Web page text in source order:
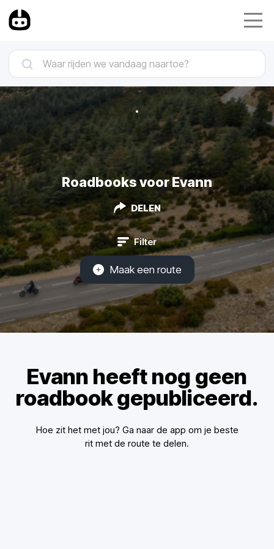
Roadbooks voor Evann
DELEN
Filter
Maak een route
Evann heeft nog geen
roadbook gepubliceerd.
Hoe zit het met jou? Ga naar de app om je beste
rit met de route te delen.